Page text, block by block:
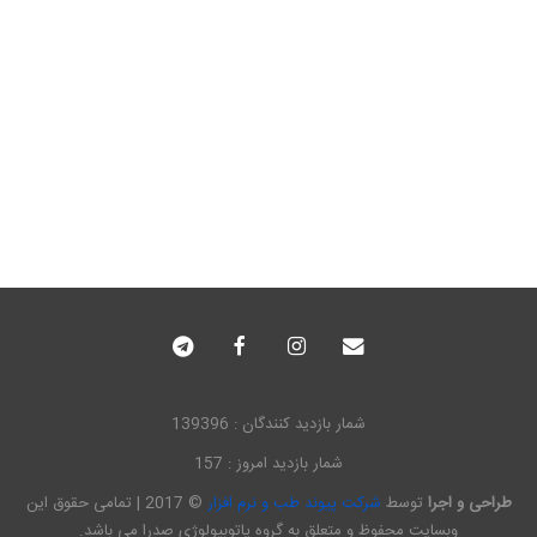
شمار بازدید کنندگان : 139396
شمار بازدید امروز : 157
طراحی و اجرا توسط شرکت پیوند طب و نرم افزار
© 2017 | تمامی حقوق این
وبسایت محفوظ و متعلق به گروه پاتوبیولوژی صدرا می باشد.